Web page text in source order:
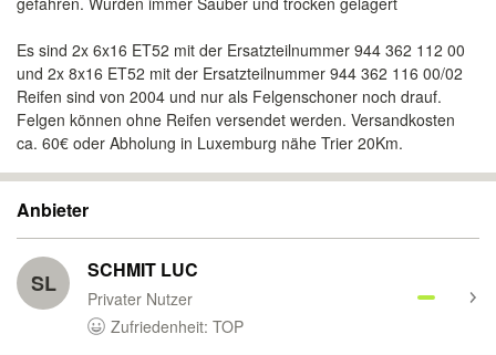
Es sind 2x 6x16 ET52 mit der Ersatzteilnummer 944 362 112 00
und 2x 8x16 ET52 mit der Ersatzteilnummer 944 362 116 00/02
Reifen sind von 2004 und nur als Felgenschoner noch drauf.
Felgen können ohne Reifen versendet werden. Versandkosten
ca. 60€ oder Abholung in Luxemburg nähe Trier 20Km.
Anbieter
SL SCHMIT LUC
Privater Nutzer
Zufriedenheit: TOP